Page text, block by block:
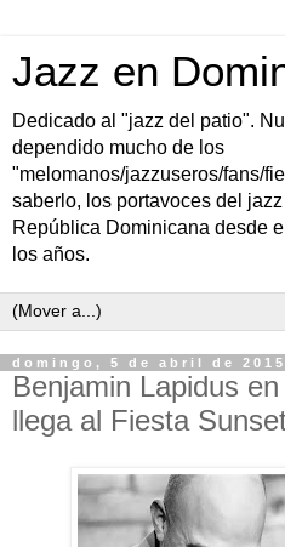
Jazz en
Dedicado al "jazz del patio".
dependido mucho de los
"melomanos/jazzuseros/fans/
saberlo, los portavoces del
República Dominicana desde
los años.
domingo, 5 de abril de 2015
Benjamin Lapidus
llega al Fiesta